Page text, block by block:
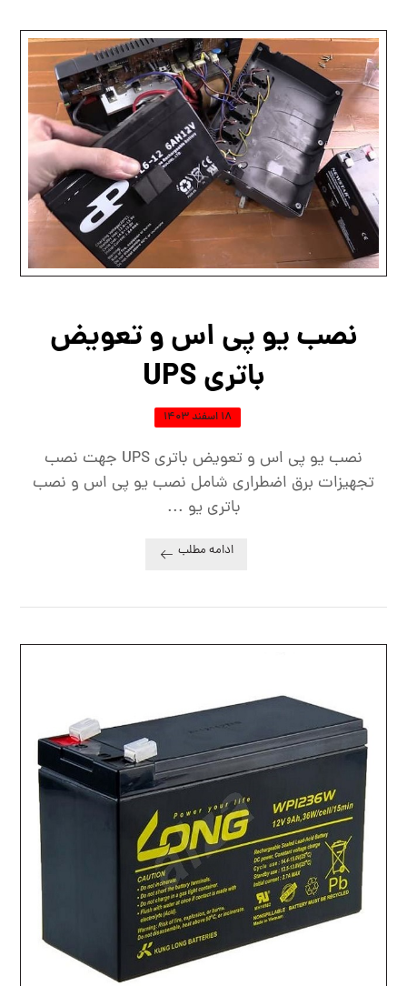
نصب یو پی اس و تعویض
باتری UPS
۱۸ اسفند ۱۴۰۳
نصب یو پی اس و تعویض باتری UPS جهت نصب
تجهیزات برق اضطراری شامل نصب یو پی اس و نصب
باتری یو ...
ادامه مطلب